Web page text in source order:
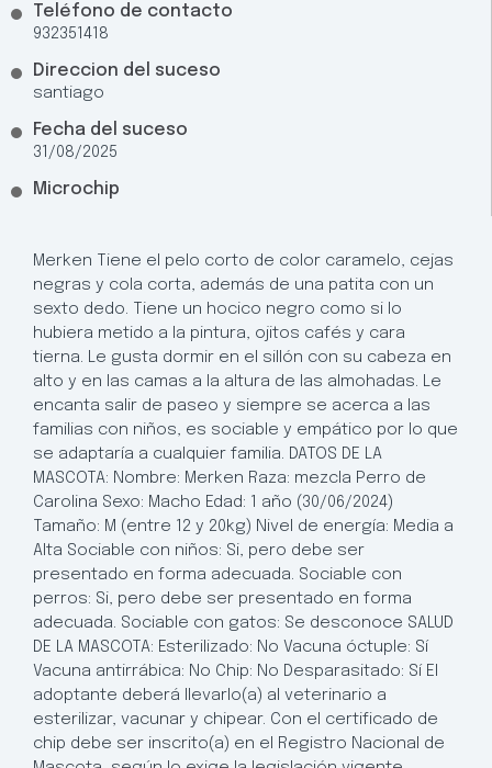
Teléfono de contacto
932351418
Direccion del suceso
santiago
Fecha del suceso
31/08/2025
Microchip
Merken Tiene el pelo corto de color caramelo, cejas
negras y cola corta, además de una patita con un
sexto dedo. Tiene un hocico negro como si lo
hubiera metido a la pintura, ojitos cafés y cara
tierna. Le gusta dormir en el sillón con su cabeza en
alto y en las camas a la altura de las almohadas. Le
encanta salir de paseo y siempre se acerca a las
familias con niños, es sociable y empático por lo que
se adaptaría a cualquier familia. DATOS DE LA
MASCOTA: Nombre: Merken Raza: mezcla Perro de
Carolina Sexo: Macho Edad: 1 año (30/06/2024)
Tamaño: M (entre 12 y 20kg) Nivel de energía: Media a
Alta Sociable con niños: Si, pero debe ser
presentado en forma adecuada. Sociable con
perros: Si, pero debe ser presentado en forma
adecuada. Sociable con gatos: Se desconoce SALUD
DE LA MASCOTA: Esterilizado: No Vacuna óctuple: Sí
Vacuna antirrábica: No Chip: No Desparasitado: Sí El
adoptante deberá llevarlo(a) al veterinario a
esterilizar, vacunar y chipear. Con el certificado de
chip debe ser inscrito(a) en el Registro Nacional de